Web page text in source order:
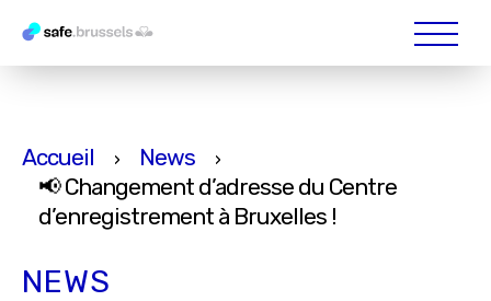
Accueil › News ›
📢 Changement d’adresse du Centre
d’enregistrement à Bruxelles !
NEWS